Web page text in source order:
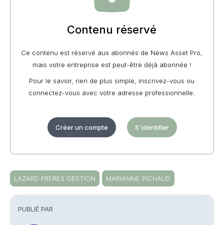
PUBLIÉ PAR
Contenu réservé
Ce contenu est réservé aux abonnés de News Asset Pro,
mais votre entreprise est peut-être déjà abonnée !
Pour le savoir, rien de plus simple, inscrivez-vous ou
connectez-vous avec votre adresse professionnelle.
Créer un compte S'identifier
LAZARD FRÈRES GESTION MARIANNE PICHAUD